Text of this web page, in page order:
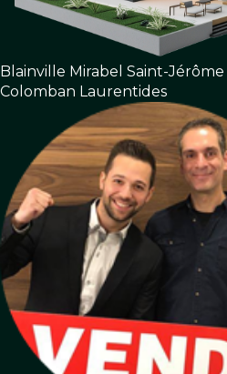
Blainville Mirabel Saint-Jérôme
Colomban Laurentides